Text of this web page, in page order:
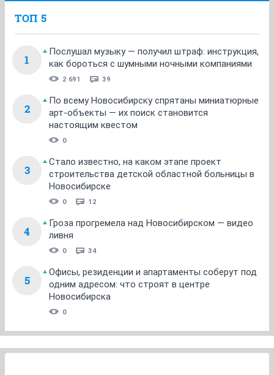
ТОП 5
1
Послушал музыку — получил штраф: инструкция,
как бороться с шумными ночными компаниями
2 691 39
2
По всему Новосибирску спрятаны миниатюрные
арт-объекты — их поиск становится
настоящим квестом
0
3
Стало известно, на каком этапе проект
строительства детской областной больницы в
Новосибирске
0 12
4
Гроза прогремела над Новосибирском — видео
ливня
0 34
5
Офисы, резиденции и апартаменты соберут под
одним адресом: что строят в центре
Новосибирска
0